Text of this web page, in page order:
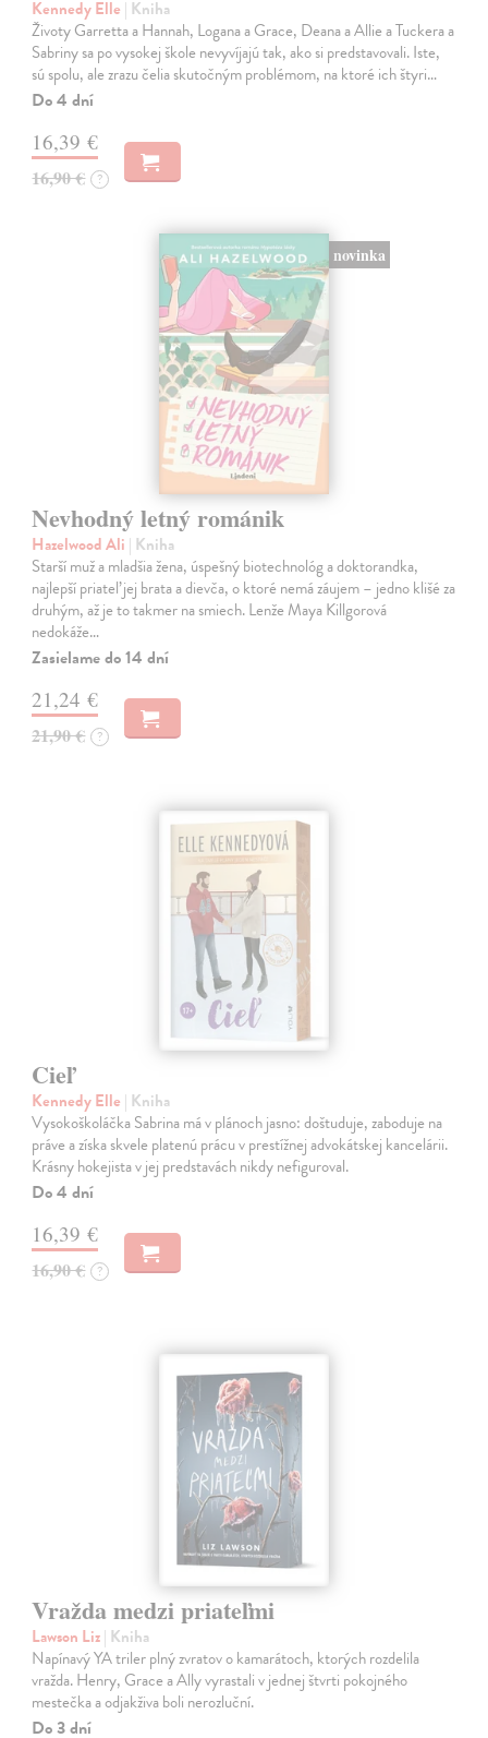
Kennedy Elle | Kniha
Životy Garretta a Hannah, Logana a Grace, Deana a Allie a Tuckera a
Sabriny sa po vysokej škole nevyvíjajú tak, ako si predstavovali. Iste,
sú spolu, ale zrazu čelia skutočným problémom, na ktoré ich štyri…
Do 4 dní
16,39 €
16,90 € ?
novinka
Nevhodný letný románik
Hazelwood Ali | Kniha
Starší muž a mladšia žena, úspešný biotechnológ a doktorandka,
najlepší priateľ jej brata a dievča, o ktoré nemá záujem – jedno klišé za
druhým, až je to takmer na smiech. Lenže Maya Killgorová
nedokáže…
Zasielame do 14 dní
21,24 €
21,90 € ?
Cieľ
Kennedy Elle | Kniha
Vysokoškoláčka Sabrina má v plánoch jasno: doštuduje, zaboduje na
práve a získa skvele platenú prácu v prestížnej advokátskej kancelárii.
Krásny hokejista v jej predstavách nikdy nefiguroval.
Do 4 dní
16,39 €
16,90 € ?
Vražda medzi priateľmi
Lawson Liz| Kniha
Napínavý YA triler plný zvratov o kamarátoch, ktorých rozdelila
vražda. Henry, Grace a Ally vyrastali v jednej štvrti pokojného
mestečka a odjakživa boli nerozluční.
Do 3 dní